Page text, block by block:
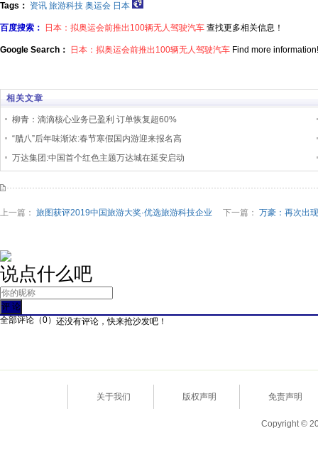
Tags： 资讯 旅游科技 奥运会 日本
百度搜索： 日本：拟奥运会前推出100辆无人驾驶汽车 查找更多相关信息！
Google Search： 日本：拟奥运会前推出100辆无人驾驶汽车 Find more information!
相关文章
柳青：滴滴核心业务已盈利 订单恢复超60%
“腊八”后年味渐浓:春节寒假国内游迎来报名高
万达集团:中国首个红色主题万达城在延安启动
上一篇： 旅图获评2019中国旅游大奖·优选旅游科技企业 下一篇： 万豪：再次出
说点什么吧
全部评论（0） 还没有评论，快来抢沙发吧！
关于我们 版权声明 免责声明
Copyright ©